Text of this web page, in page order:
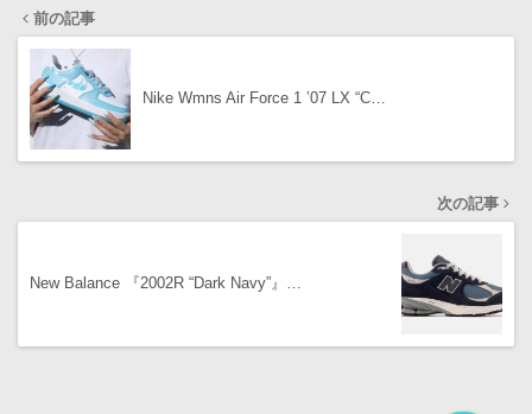
前の記事
Nike Wmns Air Force 1 ’07 LX “C…
次の記事
New Balance 『2002R “Dark Navy”』…